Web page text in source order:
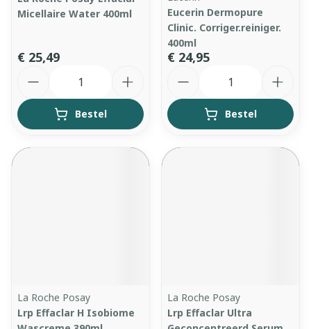
Micellaire Water 400ml
€ 25,49
Bestel
Eucerin Dermopure
Clinic. Corriger.reiniger.
400ml
€ 24,95
Bestel
La Roche Posay
Lrp Effaclar H Isobiome
La Roche Posay
Lrp Effaclar Ultra